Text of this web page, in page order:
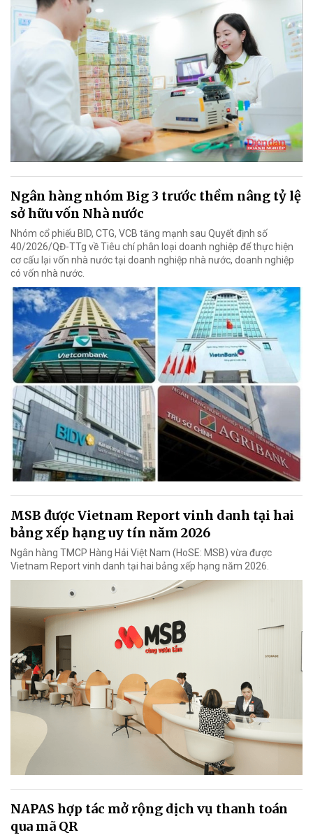
Ngân hàng nhóm Big 3 trước thềm nâng tỷ lệ
sở hữu vốn Nhà nước
Nhóm cổ phiếu BID, CTG, VCB tăng mạnh sau Quyết định số
40/2026/QĐ-TTg về Tiêu chí phân loại doanh nghiệp để thực hiện
cơ cấu lại vốn nhà nước tại doanh nghiệp nhà nước, doanh nghiệp
có vốn nhà nước.
MSB được Vietnam Report vinh danh tại hai
bảng xếp hạng uy tín năm 2026
Ngân hàng TMCP Hàng Hải Việt Nam (HoSE: MSB) vừa được
Vietnam Report vinh danh tại hai bảng xếp hạng năm 2026.
NAPAS hợp tác mở rộng dịch vụ thanh toán
qua mã QR